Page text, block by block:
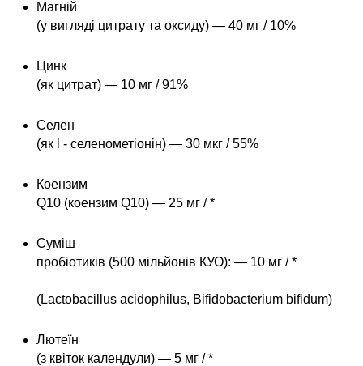
Магній
(у вигляді цитрату та оксиду) — 40 мг / 10%
Цинк
(як цитрат) — 10 мг / 91%
Селен
(як l - селенометіонін) — 30 мкг / 55%
Коензим
Q10 (коензим Q10) — 25 мг / *
Суміш
пробіотиків (500 мільйонів КУО): — 10 мг / *
(Lactobacillus acidophilus, Bifidobacterium bifidum)
Лютеїн
(з квіток календули) — 5 мг / *